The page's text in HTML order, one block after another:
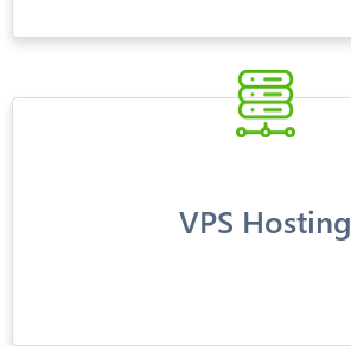
VPS Hosting